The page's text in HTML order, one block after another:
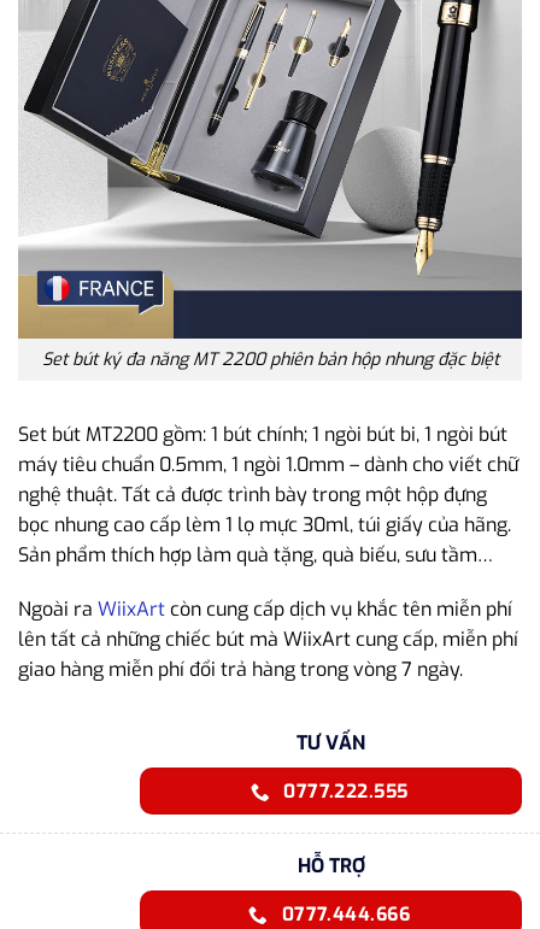
Set bút ký đa năng MT 2200 phiên bản hộp nhung đặc biệt
Set bút MT2200 gồm: 1 bút chính; 1 ngòi bút bi, 1 ngòi bút
máy tiêu chuẩn 0.5mm, 1 ngòi 1.0mm – dành cho viết chữ
nghệ thuật. Tất cả được trình bày trong một hộp đựng
bọc nhung cao cấp lèm 1 lọ mực 30ml, túi giấy của hãng.
Sản phẩm thích hợp làm quà tặng, quà biếu, sưu tầm…
Ngoài ra WiixArt còn cung cấp dịch vụ khắc tên miễn phí
lên tất cả những chiếc bút mà WiixArt cung cấp, miễn phí
giao hàng miễn phí đổi trả hàng trong vòng 7 ngày.
TƯ VẤN
0777.222.555
HỖ TRỢ
0777.444.666